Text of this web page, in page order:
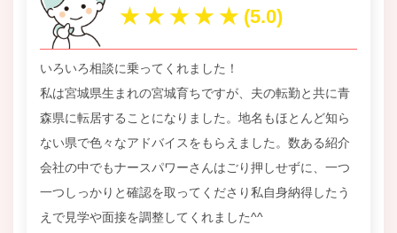
いろいろ相談に乗ってくれました！
私は宮城県生まれの宮城育ちですが、夫の転勤と共に青
森県に転居することになりました。地名もほとんど知ら
ない県で色々なアドバイスをもらえました。数ある紹介
会社の中でもナースパワーさんはごり押しせずに、一つ
一つしっかりと確認を取ってくださり私自身納得したう
えで見学や面接を調整してくれました^^